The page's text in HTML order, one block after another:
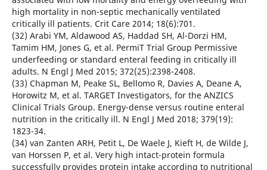
high mortality in non-septic mechanically ventilated
critically ill patients. Crit Care 2014; 18(6):701.
(32) Arabi YM, Aldawood AS, Haddad SH, Al-Dorzi HM,
Tamim HM, Jones G, et al. PermiT Trial Group Permissive
underfeeding or standard enteral feeding in critically ill
adults. N Engl J Med 2015; 372(25):2398-2408.
(33) Chapman M, Peake SL, Bellomo R, Davies A, Deane A,
Horowitz M, et al. TARGET Investigators, for the ANZICS
Clinical Trials Group. Energy-dense versus routine enteral
nutrition in the critically ill. N Engl J Med 2018; 379(19):
1823-34.
(34) van Zanten ARH, Petit L, De Waele J, Kieft H, de Wilde J,
van Horssen P, et al. Very high intact-protein formula
successfully provides protein intake according to nutritional